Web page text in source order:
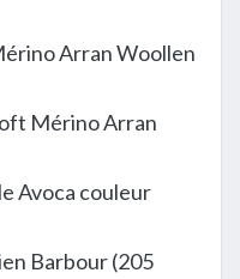
Arran Woollen
Mérino Arran
Avoca couleur
Barbour (205